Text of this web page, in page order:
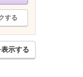
する
示する